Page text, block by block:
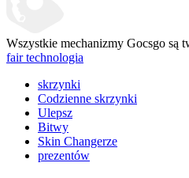
Wszystkie mechanizmy Gocsgo są
fair technologia
skrzynki
Codzienne skrzynki
Ulepsz
Bitwy
Skin Changerze
prezentów